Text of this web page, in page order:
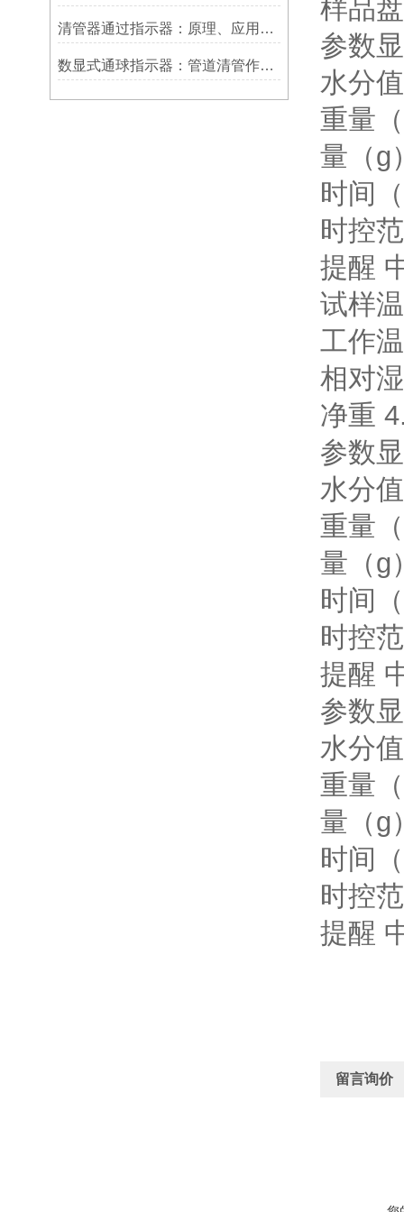
清管器通过指示器：原理、应用与维护
数显式通球指示器：管道清管作业的智能监测关键设备
样品
参数
水分
重量
量（g
时间
时控
提醒
试样
工作
相对
净重
参数
水分
重量
量（g
时间
时控
提醒
参数
水分
重量
量（g
时间
时控
提醒
留言询价